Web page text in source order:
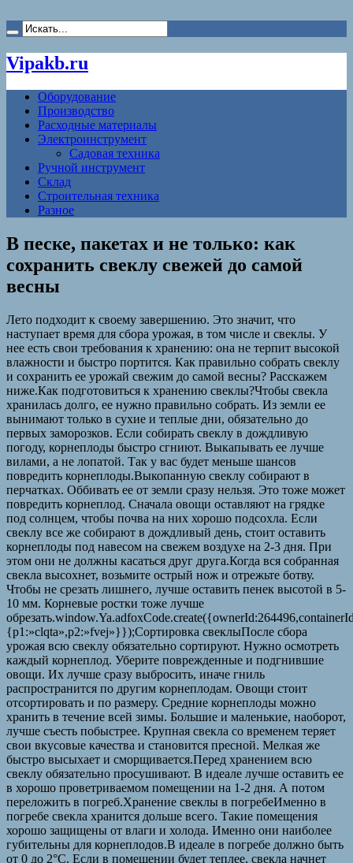
Vipakb.ru
Оборудование
Производство
Расходные материалы
Электроинструмент
Садовая техника
Ручной инструмент
Склад
Строительная техника
Разное
В песке, пакетах и не только: как
сохранить свеклу свежей до самой
весны
Лето подходит к своему завершению. Это значит, что
наступает время для сбора урожая, в том числе и свеклы. У
нее есть свои требования к хранению: она не терпит высокой
влажности и быстро портится. Как правильно собрать свеклу
и сохранить ее урожай свежим до самой весны? Расскажем
ниже.Как подготовиться к хранению свеклы?Чтобы свекла
хранилась долго, ее нужно правильно собрать. Из земли ее
вынимают только в сухие и теплые дни, обязательно до
первых заморозков. Если собирать свеклу в дождливую
погоду, корнеплоды быстро сгниют. Выкапывать ее лучше
вилами, а не лопатой. Так у вас будет меньше шансов
повредить корнеплоды.Выкопанную свеклу собирают в
перчатках. Оббивать ее от земли сразу нельзя. Это тоже может
повредить корнеплод. Сначала овощи оставляют на грядке
под солнцем, чтобы почва на них хорошо подсохла. Если
свеклу все же собирают в дождливый день, стоит оставить
корнеплоды под навесом на свежем воздухе на 2-3 дня. При
этом они не должны касаться друг друга.Когда вся собранная
свекла высохнет, возьмите острый нож и отрежьте ботву.
Чтобы не срезать лишнего, лучше оставить пенек высотой в 5-
10 мм. Корневые ростки тоже лучше
{p1:»clqta»,p2:»fvej»}});Сортировка свеклыПосле сбора
урожая всю свеклу обязательно сортируют. Нужно осмотреть
каждый корнеплод. Уберите поврежденные и подгнившие
овощи. Их лучше сразу выбросить, иначе гниль
распространится по другим корнеплодам. Овощи стоит
отсортировать и по размеру. Средние корнеплоды можно
хранить в течение всей зимы. Большие и маленькие, наоборот,
лучше съесть побыстрее. Крупная свекла со временем теряет
свои вкусовые качества и становится пресной. Мелкая же
быстро высыхает и сморщивается.Перед хранением всю
свеклу обязательно просушивают. В идеале лучше оставить ее
в хорошо проветриваемом помещении на 1-2 дня. А потом
переложить в погреб.Хранение свеклы в погребеИменно в
погребе свекла хранится дольше всего. Такие помещения
хорошо защищены от влаги и холода. Именно они наиболее
губительны для корнеплодов.В идеале в погребе должно быть
от 0 до 2°C. Если в помещении будет теплее, свекла начнет